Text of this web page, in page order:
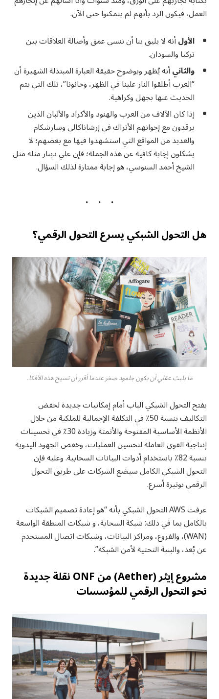
العمل، فيكون الرد بأنهم لم يتمكنوا حتى الآن.
الأولأنه لا يليق بنا أن ننسى عمق وأصالة العلاقات بين
تركيا والسودان.
والثانيأنه يُظهر وبوضوح حقيقة العبارة المبتذلة الشهيرة أن
“العرب أطلقوا النار علينا في الظهر، وخانونا”، تلك التي يتم
الحديث عنها بجهل وكراهية.
إذا كان الآلاف من العرب والهنود والأكراد والألبان الذين
يرقدون مع إخوانهم الأتراك في إرشاناكالي وسارشكام
والعديد من المواقع التي استشهدوا فيها مع بعضهم؛ لا
يشكلون إجابة كافية عن هذه الجملة؛ فإن علي دينار مثله مثل
الشيخ أحمد السنوسي، هو إجابة ممتازة لذلك السؤال.
هل التحول الشبكي يسرع التحول الرقمي؟
ما يلبث عقلي أن يكون جلمود صخر عندما أقرر أن تسيح هذه الأفكا.
يفتح التحول الشبكي الباب أمام إمكانيات جديدة لخفض
التكاليف بنسبة 50٪ في التكلفة الإجمالية للملكية من خلال
الأنظمة الأساسية المفتوحة والأتمتة وزيادة 30٪ في تحسينات
إنتاجية القوى العاملة لتحسين العمليات، وخفض الجهود اليدوية
بنسبة 82٪ باستخدام أدوات البيانات السحابية. وعليه فإن
التحول الشبكي الكامل سيضع الشركات على طريق التحول
الرقمي بوتيرة أسرع.
عرفت AWS التحول الشبكي بأنه “هو إعادة تصميم الشبكات
بالكامل بما في ذلك: شبكة السحابة، و شبكات المنطقة الواسعة
(WAN)، والفروع، ومراكز البيانات، وشبكات اتصال المستخدم
عن بُعد، والبنية التحتية لأمن الشبكة”.
مشروع إيثر (Aether) من ONF نقلة جديدة
نحو التحول الرقمي للمؤسسات